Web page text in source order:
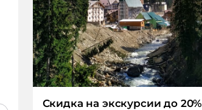
Скидка на экскурсии до 20%